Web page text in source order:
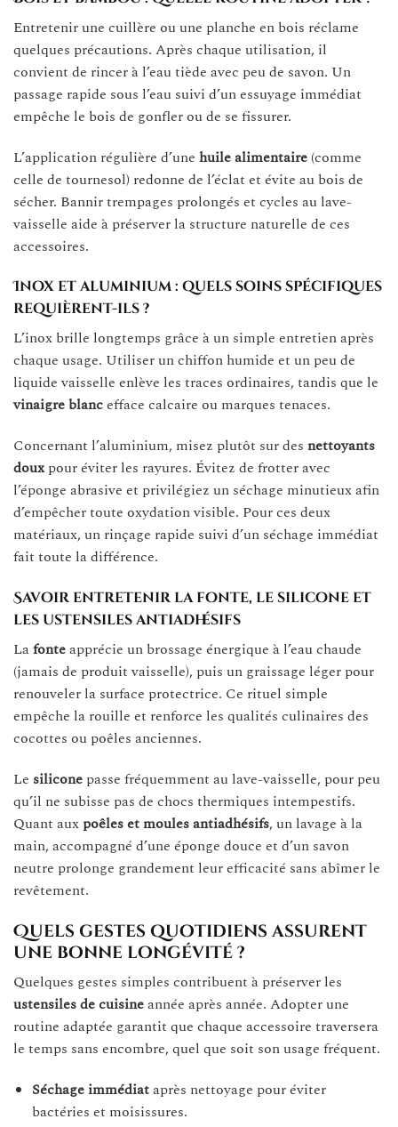
Entretenir une cuillère ou une planche en bois réclame
quelques précautions. Après chaque utilisation, il
convient de rincer à l’eau tiède avec peu de savon. Un
passage rapide sous l’eau suivi d’un essuyage immédiat
empêche le bois de gonfler ou de se fissurer.
L’application régulière d’une huile alimentaire (comme
celle de tournesol) redonne de l’éclat et évite au bois de
sécher. Bannir trempages prolongés et cycles au lave-
vaisselle aide à préserver la structure naturelle de ces
accessoires.
Inox et aluminium : quels soins spécifiques
requièrent-ils ?
L’inox brille longtemps grâce à un simple entretien après
chaque usage. Utiliser un chiffon humide et un peu de
liquide vaisselle enlève les traces ordinaires, tandis que le
vinaigre blancefface calcaire ou marques tenaces.
Concernant l’aluminium, misez plutôt sur des nettoyants
douxpour éviter les rayures. Évitez de frotter avec
l’éponge abrasive et privilégiez un séchage minutieux afin
d’empêcher toute oxydation visible. Pour ces deux
matériaux, un rinçage rapide suivi d’un séchage immédiat
fait toute la différence.
Savoir entretenir la fonte, le silicone et
les ustensiles antiadhésifs
Lafonteapprécie un brossage énergique à l’eau chaude
(jamais de produit vaisselle), puis un graissage léger pour
renouveler la surface protectrice. Ce rituel simple
empêche la rouille et renforce les qualités culinaires des
cocottes ou poêles anciennes.
Le silicone passe fréquemment au lave-vaisselle, pour peu
qu’il ne subisse pas de chocs thermiques intempestifs.
Quant aux poêles et moules antiadhésifs, un lavage à la
main, accompagné d’une éponge douce et d’un savon
neutre prolonge grandement leur efficacité sans abîmer le
revêtement.
Quels gestes quotidiens assurent
une bonne longévité ?
Quelques gestes simples contribuent à préserver les
ustensiles de cuisineannée après année. Adopter une
routine adaptée garantit que chaque accessoire traversera
le temps sans encombre, quel que soit son usage fréquent.
Séchage immédiataprès nettoyage pour éviter
bactéries et moisissures.